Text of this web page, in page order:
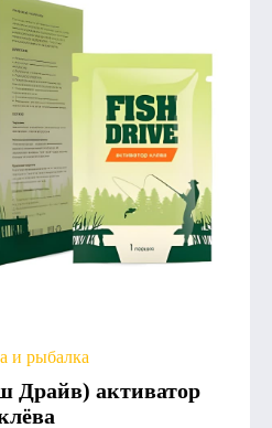
и рыбалка
Драйв) активатор